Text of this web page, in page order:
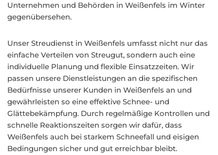
Unternehmen und Behörden in Weißenfels im Winter
gegenübersehen.
Unser Streudienst in Weißenfels umfasst nicht nur das
einfache Verteilen von Streugut, sondern auch eine
individuelle Planung und flexible Einsatzzeiten. Wir
passen unsere Dienstleistungen an die spezifischen
Bedürfnisse unserer Kunden in Weißenfels an und
gewährleisten so eine effektive Schnee- und
Glättebekämpfung. Durch regelmäßige Kontrollen und
schnelle Reaktionszeiten sorgen wir dafür, dass
Weißenfels auch bei starkem Schneefall und eisigen
Bedingungen sicher und gut erreichbar bleibt.